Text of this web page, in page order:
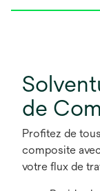
de
Profitez de
composite
votre flux de